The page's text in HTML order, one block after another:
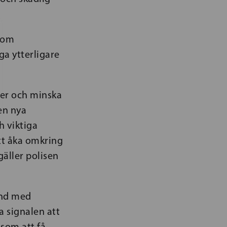
ytterligare
och minska
nya
viktiga
åka omkring
polisen
med
signalen att